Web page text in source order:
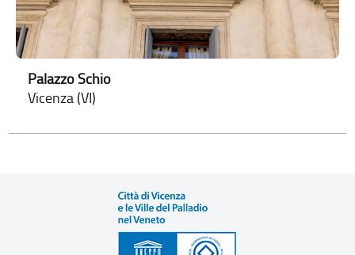
Palazzo Schio
Vicenza (VI)